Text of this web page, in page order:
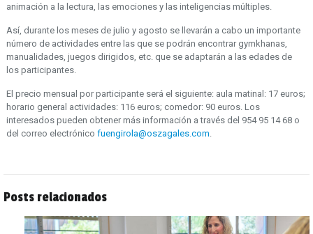
animación a la lectura, las emociones y las inteligencias múltiples.
Así, durante los meses de julio y agosto se llevarán a cabo un importante
número de actividades entre las que se podrán encontrar gymkhanas,
manualidades, juegos dirigidos, etc. que se adaptarán a las edades de
los participantes.
El precio mensual por participante será el siguiente: aula matinal: 17 euros;
horario general actividades: 116 euros; comedor: 90 euros. Los
interesados pueden obtener más información a través del 954 95 14 68 o
del correo electrónicofuengirola@oszagales.com
Posts relacionados